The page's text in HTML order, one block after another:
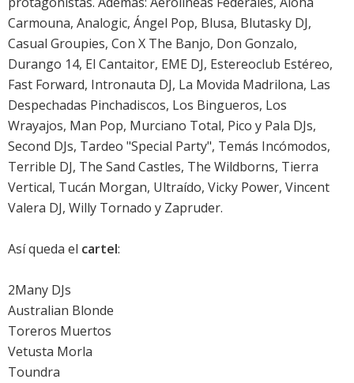
Carmouna, Analogic, Ángel Pop, Blusa, Blutasky DJ,
Casual Groupies, Con X The Banjo, Don Gonzalo,
Durango 14, El Cantaitor, EME DJ, Estereoclub Estéreo,
Fast Forward, Intronauta DJ, La Movida Madrilona, Las
Despechadas Pinchadiscos, Los Bingueros, Los
Wrayajos, Man Pop, Murciano Total, Pico y Pala DJs,
Second DJs, Tardeo "Special Party", Temás Incómodos,
Terrible DJ, The Sand Castles, The Wildborns, Tierra
Vertical, Tucán Morgan, Ultraído, Vicky Power, Vincent
Valera DJ, Willy Tornado y Zapruder.
Así queda el cartel:
2Many DJs
Australian Blonde
Toreros Muertos
Vetusta Morla
Toundra